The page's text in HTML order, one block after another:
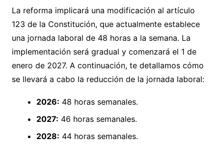
La reforma implicará una modificación al artículo
123 de la Constitución, que actualmente establece
una jornada laboral de 48 horas a la semana. La
implementación será gradual y comenzará el 1 de
enero de 2027. A continuación, te detallamos cómo
se llevará a cabo la reducción de la jornada laboral:
2026: 48 horas semanales.
2027: 46 horas semanales.
2028: 44 horas semanales.